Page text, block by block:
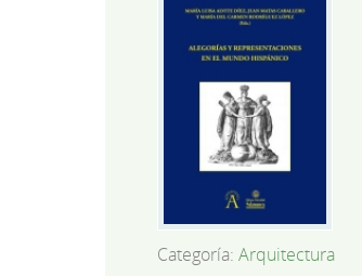
Categoría: Arquitectura